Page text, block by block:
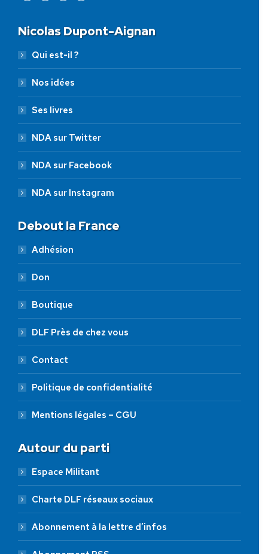
Nicolas Dupont-Aignan
Qui est-il ?
Nos idées
Ses livres
NDA sur Twitter
NDA sur Facebook
NDA sur Instagram
Debout la France
Adhésion
Don
Boutique
DLF Près de chez vous
Contact
Politique de confidentialité
Mentions légales – CGU
Autour du parti
Espace Militant
Charte DLF réseaux sociaux
Abonnement à la lettre d’infos